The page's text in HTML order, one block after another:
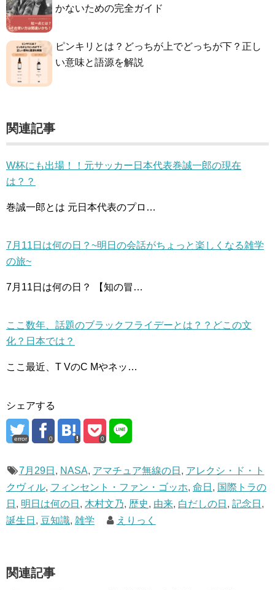
かないための完全ガイド
ピンキリとは？どっちが上でどっちが下？正し
い意味と語源を解説
関連記事
W杯にも出場！！元サッカー日本代表巻誠一郎の現在
は？？
巻誠一郎とは 元日本代表のプロ…
7月11日は何の日？~明日の会話がちょっと楽しくなる雑学
の旅~
7月11日は何の日？ 【知の冒…
ここ数年、話題のブラックフライデーとは？？どこの文
化？日本では？
ここ最近、T VのC Mやネッ…
シェアする
error 0 0
7月29日 , NASA, アマチュア無線の日 , アレクシ・ド・ト
クヴィル, フィンセント・ファン・ゴッホ, 命日 , 国際トラの
日 , 明日は何の日 , 木村文乃, 歴史, 由来, 白だしの日 , 記念日 ,
誕生日 , 豆知識, 雑学 えりっく
関連記事